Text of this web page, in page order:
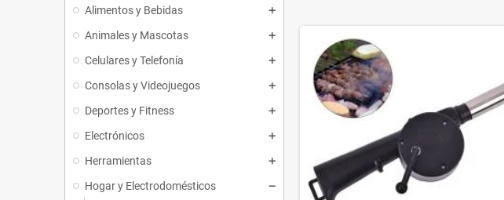
Alimentos y Bebidas
Animales y Mascotas
Celulares y Telefonía
Consolas y Videojuegos
Deportes y Fitness
Electrónicos
Herramientas
Hogar y Electrodomésticos